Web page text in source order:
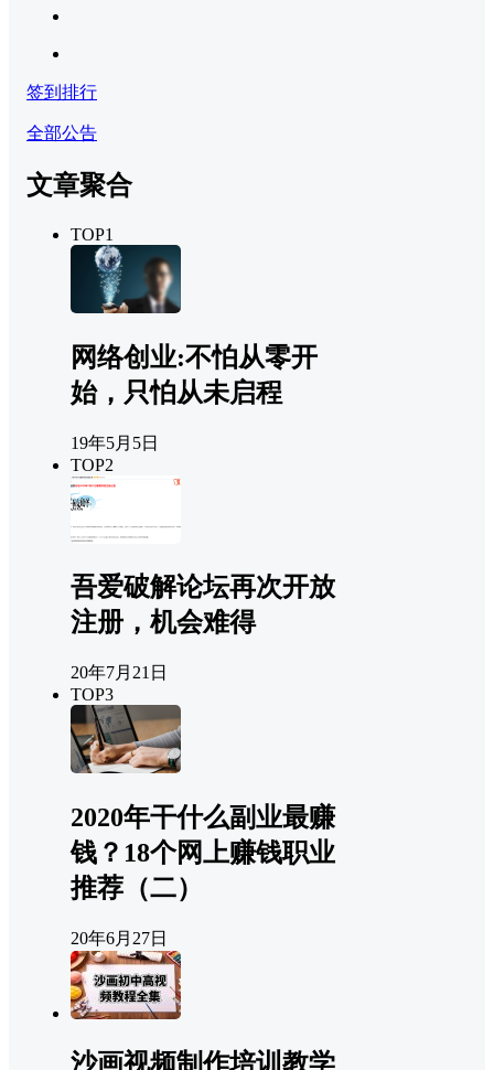
签到排行
全部公告
文章聚合
TOP1
网络创业:不怕从零开
始，只怕从未启程
19年5月5日
TOP2
吾爱破解论坛再次开放
注册，机会难得
20年7月21日
TOP3
2020年干什么副业最赚
钱？18个网上赚钱职业
推荐（二）
20年6月27日
沙画视频制作培训教学